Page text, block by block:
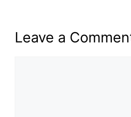
Leave a